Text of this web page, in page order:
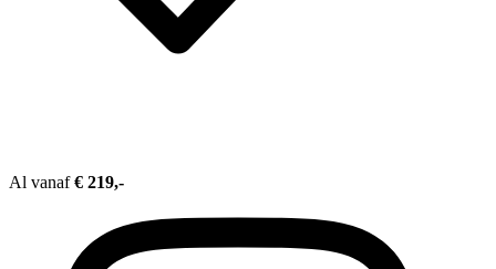
Al vanaf€ 219,-